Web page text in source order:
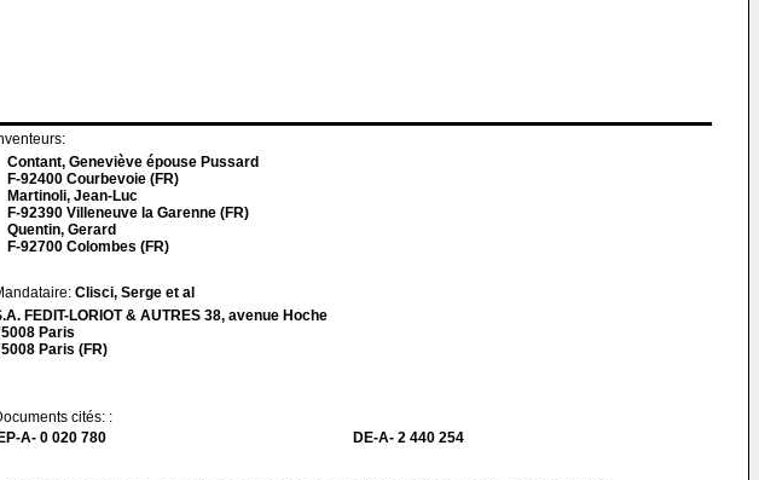
Contant, Geneviève épouse Pussard
F-92400 Courbevoie (FR)
Martinoli, Jean-Luc
F-92390 Villeneuve la Garenne (FR)
Quentin, Gerard
F-92700 Colombes (FR)
Clisci, Serge et al
FEDIT-LORIOT & AUTRES 38, avenue Hoche
Paris
Paris (FR)
cités: :
EP-A- 0 020 780
DE-A- 2 440 254